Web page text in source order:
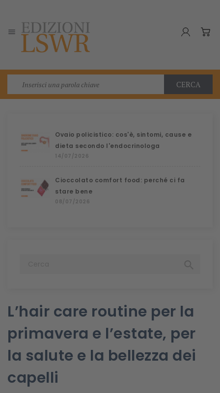

CERCA
Ovaio policistico: cos'è, sintomi, cause e
dieta secondo l'endocrinologa
14/07/2026
Cioccolato comfort food: perché ci fa
stare bene
08/07/2026
L’hair care routine per la
primavera e l’estate, per
la salute e la bellezza dei
capelli